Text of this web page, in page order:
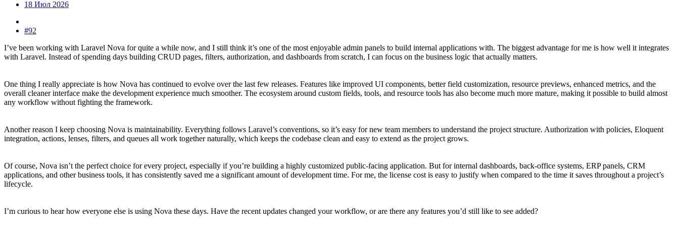
18 Июл 2026
#92
I’ve been working with Laravel Nova for quite a while now, and I still think it’s one of the most enjoyable admin panels to build internal applications with. The biggest advantage for me is how well it integrates
with Laravel. Instead of spending days building CRUD pages, filters, authorization, and dashboards from scratch, I can focus on the business logic that actually matters.
One thing I really appreciate is how Nova has continued to evolve over the last few releases. Features like improved UI components, better field customization, resource previews, enhanced metrics, and the
overall cleaner interface make the development experience much smoother. The ecosystem around custom fields, tools, and resource tools has also become much more mature, making it possible to build almost
any workflow without fighting the framework.
Another reason I keep choosing Nova is maintainability. Everything follows Laravel’s conventions, so it’s easy for new team members to understand the project structure. Authorization with policies, Eloquent
integration, actions, lenses, filters, and queues all work together naturally, which keeps the codebase clean and easy to extend as the project grows.
Of course, Nova isn’t the perfect choice for every project, especially if you’re building a highly customized public-facing application. But for internal dashboards, back-office systems, ERP panels, CRM
applications, and other business tools, it has consistently saved me a significant amount of development time. For me, the license cost is easy to justify when compared to the time it saves throughout a project’s
lifecycle.
I’m curious to hear how everyone else is using Nova these days. Have the recent updates changed your workflow, or are there any features you’d still like to see added?